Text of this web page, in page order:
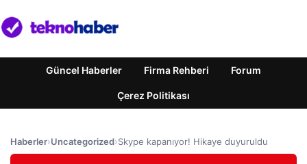
Güncel Haberler Firma Rehberi Forum
Çerez Politikası
Haberler›Uncategorized›Skype kapanıyor! Hikaye duyuruldu